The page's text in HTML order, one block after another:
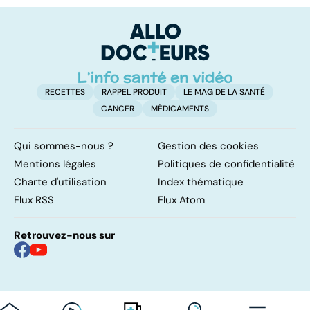
d'angine ?
RECETTES RAPPEL PRODUIT
LE MAG DE LA SANTÉ
CANCER
MÉDICAMENTS
Qui sommes-nous ?
Gestion des cookies
Mentions légales
Politiques de confidentialité
Charte d'utilisation
Index thématique
Flux RSS
Flux Atom
Retrouvez-nous sur